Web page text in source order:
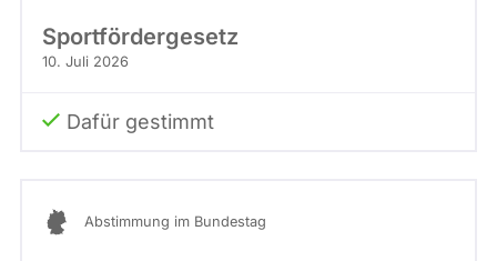
Sportfördergesetz
10. Juli 2026
Dafür gestimmt
Abstimmung im Bundestag